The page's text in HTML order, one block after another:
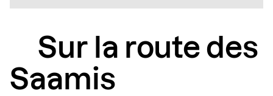
Sur la route des
Saamis